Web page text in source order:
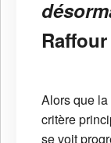
Raffour
Alors que
critère
se voit